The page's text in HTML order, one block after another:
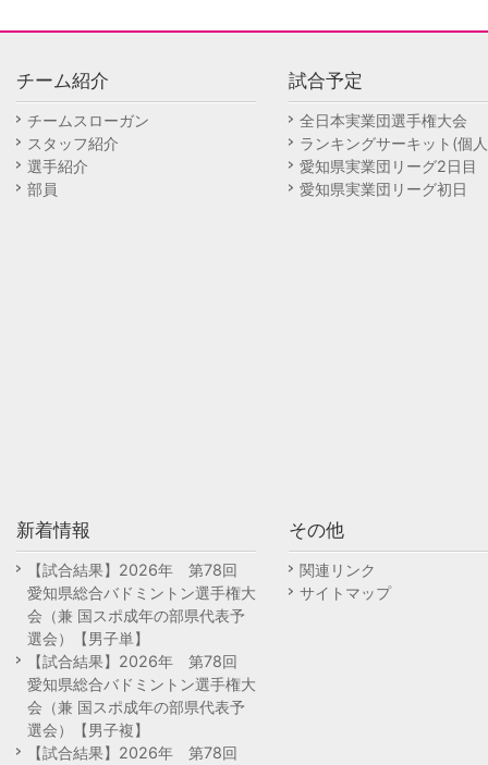
チーム紹介
チームスローガン
スタッフ紹介
選手紹介
部員
試合予定
全日本実業団選手権大会
ランキングサーキット(個
愛知県実業団リーグ2日目
愛知県実業団リーグ初日
新着情報
【試合結果】2026年 第78回
愛知県総合バドミントン選手権大
会（兼 国スポ成年の部県代表予
選会）【男子単】
【試合結果】2026年 第78回
愛知県総合バドミントン選手権大
会（兼 国スポ成年の部県代表予
選会）【男子複】
【試合結果】2026年 第78回
その他
関連リンク
サイトマップ